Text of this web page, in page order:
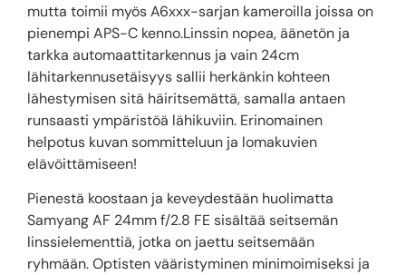
mutta toimii myös A6xxx-sarjan kameroilla joissa on
pienempi APS-C kenno.Linssin nopea, äänetön ja
tarkka automaattitarkennus ja vain 24cm
lähitarkennusetäisyys sallii herkänkin kohteen
lähestymisen sitä häiritsemättä, samalla antaen
runsaasti ympäristöä lähikuviin. Erinomainen
helpotus kuvan sommitteluun ja lomakuvien
elävöittämiseen!
Pienestä koostaan ja keveydestään huolimatta
Samyang AF 24mm f/2.8 FE sisältää seitsemän
linssielementtiä, jotka on jaettu seitsemään
ryhmään. Optisten vääristyminen minimoimiseksi ja